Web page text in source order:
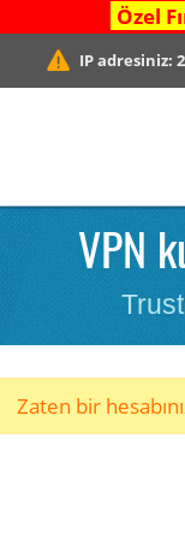
Özel
IP adresiniz:
VPN
Zaten bir